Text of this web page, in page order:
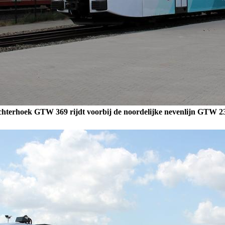
GTW 369 rijdt voorbij de noordelijke nevenlijn GTW